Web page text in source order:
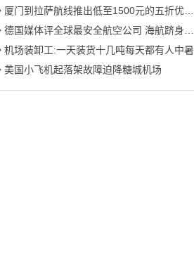
厦门到拉萨航线推出低至1500元的五折优惠机票
德国媒体评全球最安全航空公司 海航跻身前五
机场装卸工:一天装货十几吨每天都有人中暑
美国小飞机起落架故障迫降糖城机场